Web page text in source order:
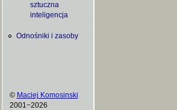
sztuczna
inteligencja
Odnośniki i zasoby
© Maciej Komosinski
2001−2026